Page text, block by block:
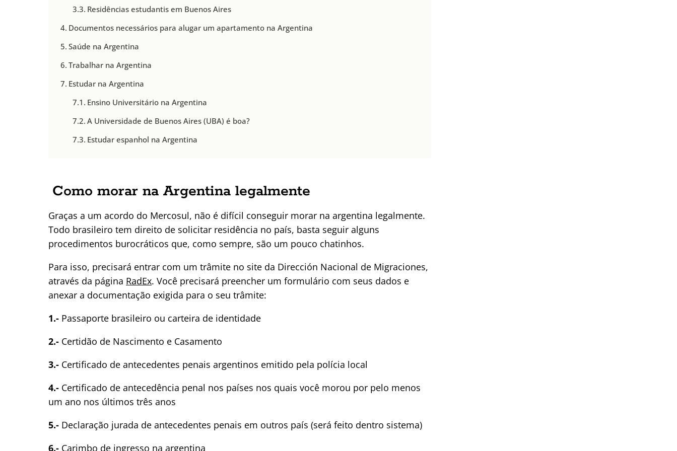
Residências estudantis em Buenos Aires
Documentos necessários para alugar um apartamento na Argentina
Saúde na Argentina
Trabalhar na Argentina
Estudar na Argentina
Ensino Universitário na Argentina
A Universidade de Buenos Aires (UBA) é boa?
Estudar espanhol na Argentina
Como morar na Argentina legalmente
Graças a um acordo do Mercosul, não é difícil conseguir morar na argentina legalmente.
Todo brasileiro tem direito de solicitar residência no país, basta seguir alguns
procedimentos burocráticos que, como sempre, são um pouco chatinhos.
Para isso, precisará entrar com um trâmite no site da Dirección Nacional de Migraciones,
através da página RadEx. Você precisará preencher um formulário com seus dados e
anexar a documentação exigida para o seu trâmite:
1.- Passaporte brasileiro ou carteira de identidade
2.- Certidão de Nascimento e Casamento
3.- Certificado de antecedentes penais argentinos emitido pela polícia local
4.- Certificado de antecedência penal nos países nos quais você morou por pelo menos
um ano nos últimos três anos
5.- Declaração jurada de antecedentes penais em outros país (será feito dentro sistema)
6.- Carimbo de ingresso na argentina